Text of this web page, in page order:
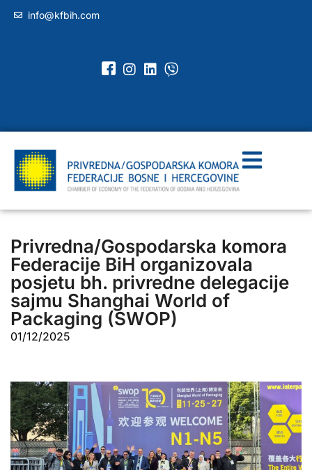
info@kfbih.com
Privredna/Gospodarska komora
Federacije BiH organizovala
posjetu bh. privredne delegacije
sajmu Shanghai World of
Packaging (SWOP)
01/12/2025